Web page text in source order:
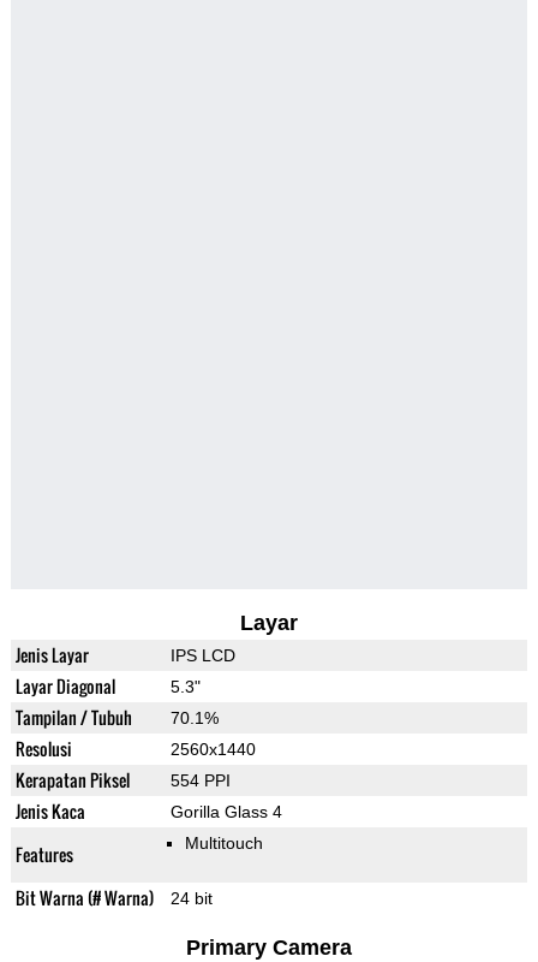
Layar
Jenis Layar IPS LCD
Layar Diagonal 5.3"
Tampilan / Tubuh 70.1%
Resolusi 2560x1440
Kerapatan Piksel 554 PPI
Jenis Kaca Gorilla Glass 4
Features Multitouch
Bit Warna (# Warna) 24 bit
Primary Camera